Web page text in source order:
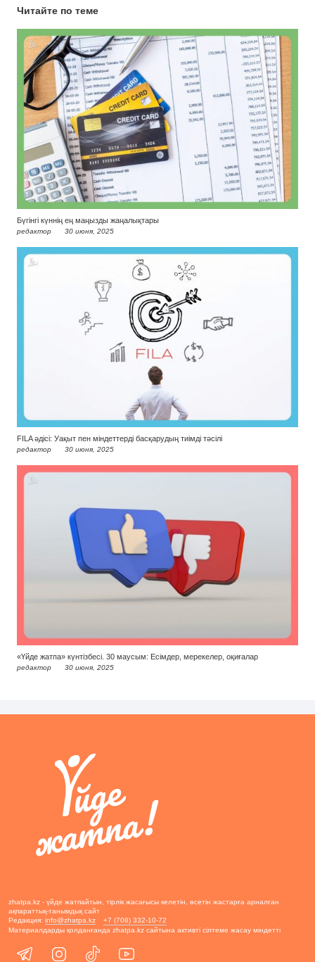
Читайте по теме
Бүгінгі күннің ең маңызды жаңалықтары
редактор 30 июня, 2025
FILA әдісі: Уақыт пен міндеттерді басқарудың тиімді тәсілі
редактор 30 июня, 2025
«Үйде жатпа» күнтізбесі. 30 маусым: Есімдер, мерекелер, оқиғалар
редактор 30 июня, 2025
zhatpa.kz - үйде жатпайтын, тірлік жасағысы келетін, өсетін жастарға арналған
ақпараттық-танымдық сайт
Редакция: info@zhatpa.kz
+7 (708) 332-10-72
Материалдарды қолданғанда zhatpa.kz сайтына активті сілтеме жасау міндетті